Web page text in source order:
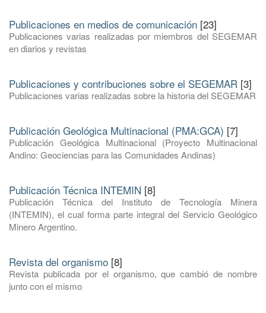
Publicaciones en medios de comunicación [23]
Publicaciones varias realizadas por miembros del SEGEMAR
en diarios y revistas
Publicaciones y contribuciones sobre el SEGEMAR [3]
Publicaciones varias realizadas sobre la historia del SEGEMAR
Publicación Geológica Multinacional (PMA:GCA) [7]
Publicación Geológica Multinacional (Proyecto Multinacional
Andino: Geociencias para las Comunidades Andinas)
Publicación Técnica INTEMIN [8]
Publicación Técnica del Instituto de Tecnología Minera
(INTEMIN), el cual forma parte integral del Servicio Geológico
Minero Argentino.
Revista del organismo [8]
Revista publicada por el organismo, que cambió de nombre
junto con el mismo